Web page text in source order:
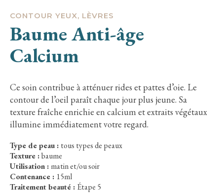
CONTOUR YEUX, LÈVRES
Baume Anti-âge
Calcium
Ce soin contribue à atténuer rides et pattes d’oie. Le
contour de l’oeil paraît chaque jour plus jeune. Sa
texture fraîche enrichie en calcium et extraits végétaux
illumine immédiatement votre regard.
Type de peau : tous types de peaux
Texture :baume
Utilisation : matin et/ou soir
Contenance : 15ml
Traitement beauté : Étape 5